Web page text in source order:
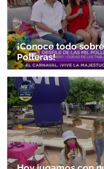
¡Conoce todo
Polleras!